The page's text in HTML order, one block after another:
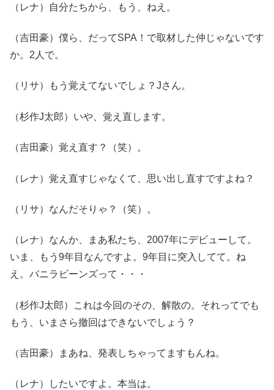
（レナ）自分たちから、もう、ねえ。
（吉田豪）僕ら、だってSPA！で取材した仲じゃないです
か。2人で。
（リサ）もう覚えてないでしょ？Jさん。
（杉作J太郎）いや、覚え直します。
（吉田豪）覚え直す？（笑）。
（レナ）覚え直すじゃなくて、思い出し直すですよね？
（リサ）なんだそりゃ？（笑）。
（レナ）なんか、まあ私たち、2007年にデビューして。
いま、もう9年目なんですよ。9年目に突入してて。ね
え。バニラビーンズって・・・
（杉作J太郎）これは今回のその、解散の。それってでも
もう、いまさら撤回はできないでしょう？
（吉田豪）まあね、発表しちゃってますもんね。
（レナ）したいですよ。本当は。